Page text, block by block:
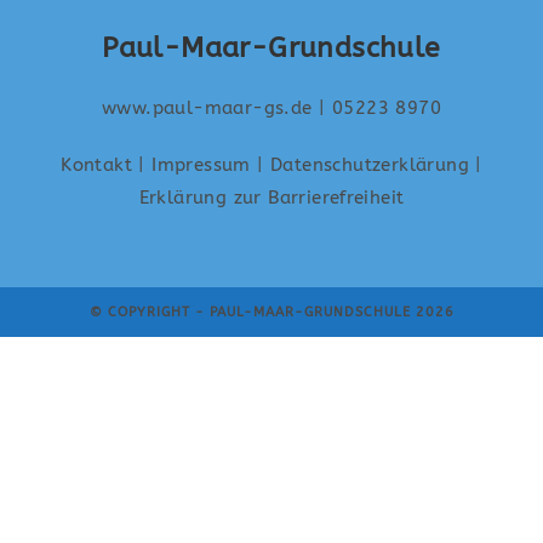
Paul-Maar-Grundschule
www.paul-maar-gs.de | 05223 8970
Kontakt| Impressum Datenschutzerklärung
Erklärung zur Barrierefreiheit
© COPYRIGHT - PAUL-MAAR-GRUNDSCHULE 2026